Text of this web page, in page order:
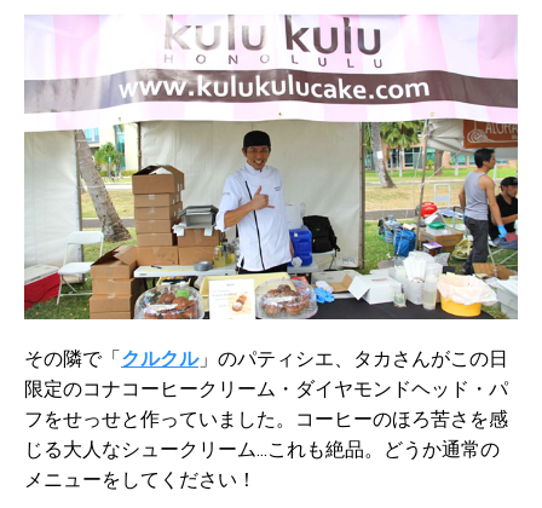
その隣で「クルクル」のパティシエ、タカさんがこの日
限定のコナコーヒークリーム・ダイヤモンドヘッド・パ
フをせっせと作っていました。コーヒーのほろ苦さを感
じる大人なシュークリーム...これも絶品。どうか通常の
メニューをしてください！